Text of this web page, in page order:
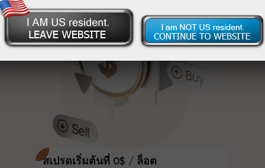
InstaForex
สเปรดเริ่มต้นที่ 0$ / ล็อต
InstaForex ทุกคนสามารถรับโบนัส
สูงสุด 30% จากยอดฝาก และใช้
ประโยชน์จากโปรโมชั่นและข้อเสนอ
พิเศษอื่น ๆ
ความเร็วในสนามแข่งและความเร็ว
ในการเทรดมีคุณค่าเดียวกัน Aleš
Loprais นำความมุ่งมั่นและวินัยเข้าสู่
โลกของการเทรด ในฐานะพันธมิตรที่
สร้างแรงบันดาลใจให้ลูกค้าบรรลุเป้า
หมายที่ทะเยอทะยาน
ฝากเงินจำนวน $333 — เลือกของขวัญมูลค่าสูงสุด
$1,500
เทรดแบบไร้ความเสี่ยง — เรารับประกัน
กำไรของคุณ
โบนัสสูงสุด X1000 — ตัวคูณที่ใหญ่ที่สุด